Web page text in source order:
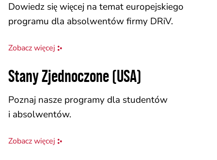
Dowiedz się więcej na temat europejskiego
programu dla absolwentów firmy DRiV.
Zobacz więcej
Stany Zjednoczone (USA)
Poznaj nasze programy dla studentów
i absolwentów.
Zobacz więcej